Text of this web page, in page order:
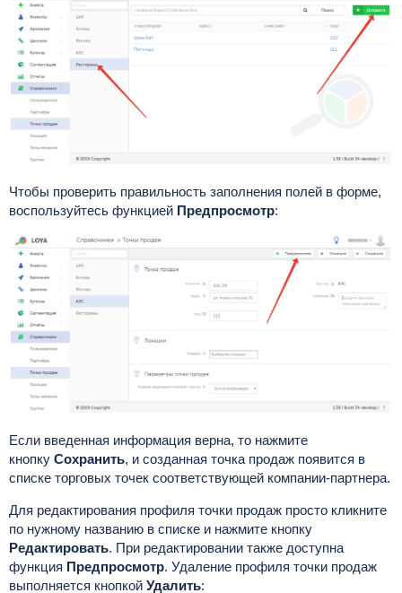
Чтобы проверить правильность заполнения полей в форме,
воспользуйтесь функцией Предпросмотр:
Если введенная информация верна, то нажмите
кнопку Сохранить, и созданная точка продаж появится в
списке торговых точек соответствующей компании-партнера.
Для редактирования профиля точки продаж просто кликните
по нужному названию в списке и нажмите кнопку
Редактировать. При редактировании также доступна
функция Предпросмотр. Удаление профиля точки продаж
выполняется кнопкой Удалить: